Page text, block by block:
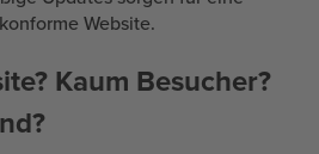
Website.
Kaum Besucher?